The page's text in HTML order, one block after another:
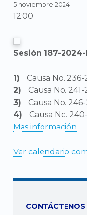
5 noviembre 2024
12:00
Sesión 187-2024-
Causa No. 236-
Causa No.
Causa No.
Causa No.
Mas información
Ver calendario
CONTÁCTENOS